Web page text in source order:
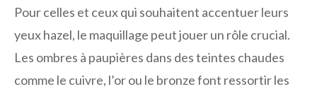
Pour celles et ceux qui souhaitent accentuer leurs
yeux hazel, le maquillage peut jouer un rôle crucial.
Les ombres à paupières dans des teintes chaudes
comme le cuivre, l’or ou le bronze font ressortir les